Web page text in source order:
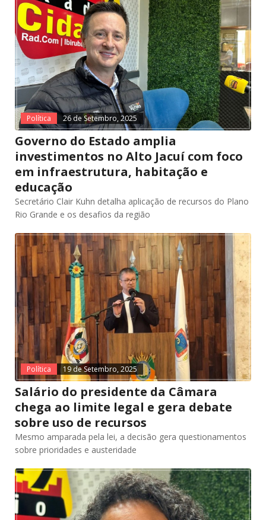
Política 26 de Setembro, 2025
Governo do Estado amplia
investimentos no Alto Jacuí com foco
em infraestrutura, habitação e
educação
Secretário Clair Kuhn detalha aplicação de recursos do Plano
Rio Grande e os desafios da região
Política 19 de Setembro, 2025
Salário do presidente da Câmara
chega ao limite legal e gera debate
sobre uso de recursos
Mesmo amparada pela lei, a decisão gera questionamentos
sobre prioridades e austeridade